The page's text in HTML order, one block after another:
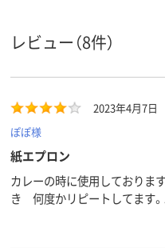
レビュー（8件）
2023年4月7日
ぽぽ様
紙エプロン
カレーの時に使用しておりま
き 何度かリピートしてます